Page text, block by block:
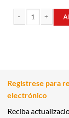
Regístrese para
electrónico
Reciba